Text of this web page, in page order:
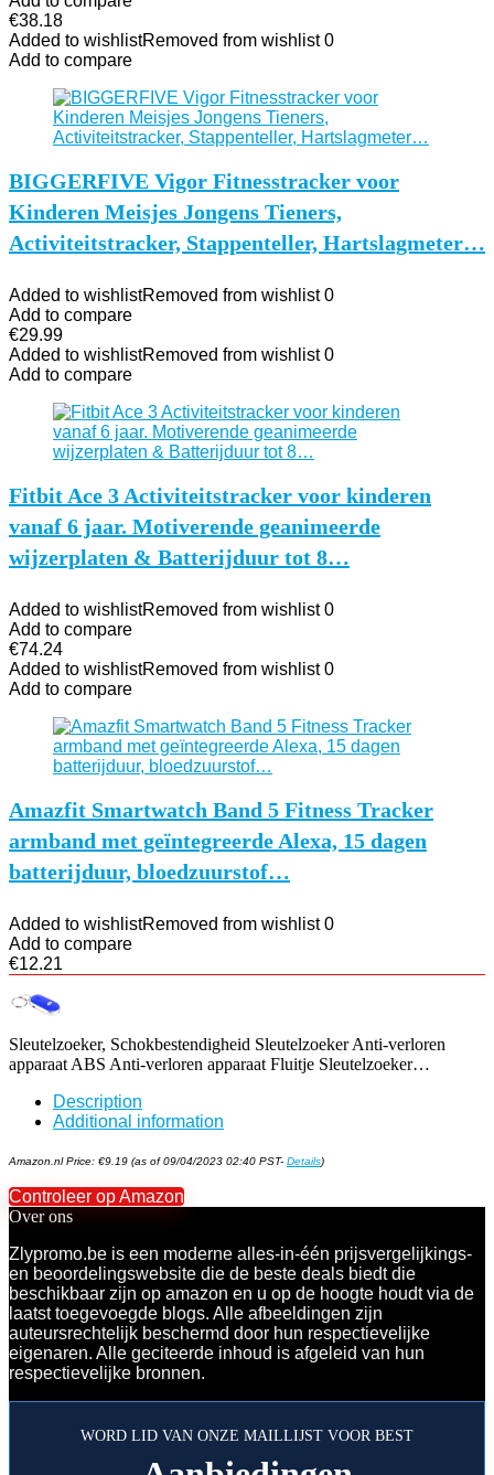
€38.18
Added to wishlistRemoved from wishlist 0
Add to compare
BIGGERFIVE Vigor Fitnesstracker voor
Kinderen Meisjes Jongens Tieners,
Activiteitstracker, Stappenteller, Hartslagmeter…
Added to wishlistRemoved from wishlist 0
Add to compare
€29.99
Added to wishlistRemoved from wishlist 0
Add to compare
Fitbit Ace 3 Activiteitstracker voor kinderen
vanaf 6 jaar. Motiverende geanimeerde
wijzerplaten & Batterijduur tot 8…
Added to wishlistRemoved from wishlist 0
Add to compare
€74.24
Added to wishlistRemoved from wishlist 0
Add to compare
Amazfit Smartwatch Band 5 Fitness Tracker
armband met geïntegreerde Alexa, 15 dagen
batterijduur, bloedzuurstof…
Added to wishlistRemoved from wishlist 0
Add to compare
€12.21
Sleutelzoeker, Schokbestendigheid Sleutelzoeker Anti-verloren
apparaat ABS Anti-verloren apparaat Fluitje Sleutelzoeker…
Description
Additional information
Amazon.nl Price: €9.19 (as of 09/04/2023 02:40 PST- Details)
Controleer op Amazon
Over ons
Zlypromo.be is een moderne alles-in-één prijsvergelijkings-
en beoordelingswebsite die de beste deals biedt die
beschikbaar zijn op amazon en u op de hoogte houdt via de
laatst toegevoegde blogs. Alle afbeeldingen zijn
auteursrechtelijk beschermd door hun respectievelijke
eigenaren. Alle geciteerde inhoud is afgeleid van hun
respectievelijke bronnen.
WORD LID VAN ONZE MAILLIJST VOOR BEST